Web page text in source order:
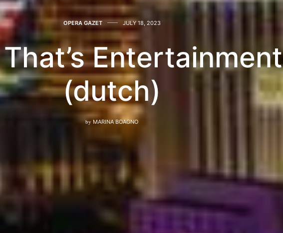
OPERA GAZET JULY 18, 2023
Entertainment
(dutch)
by MARINA BOAGNO